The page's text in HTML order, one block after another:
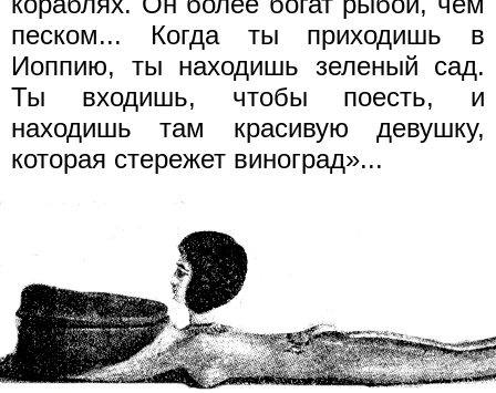
песком... Когда ты приходишь в
Иоппию, ты находишь зеленый сад.
Ты входишь, чтобы поесть, и
находишь там красивую девушку,
которая стережет виноград»...